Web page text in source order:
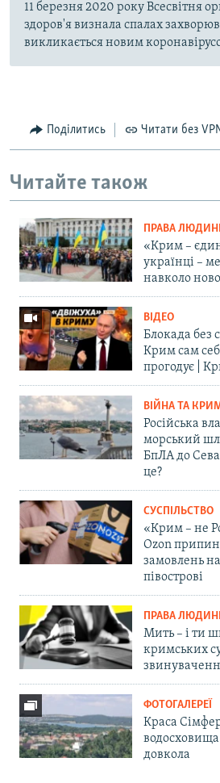
11 березня 2020 року Всесвітня
здоров'я визнала спалах
викликається новим
Поділитись Читати без
Читайте також
ПРАВА
«Крим –
українці –
навколо
ВІДЕО
Блокада без
Крим сам
прогодує |
ВІЙНА ТА
Російська
морський
БпЛА до
це?
СУСПІЛЬСТВО
«Крим – не
Ozon
замовлень
півострові
ПРАВА
Мить – і ти
кримських
ФОТОГАЛЕРЕЇ
Краса
водосховища
довкола